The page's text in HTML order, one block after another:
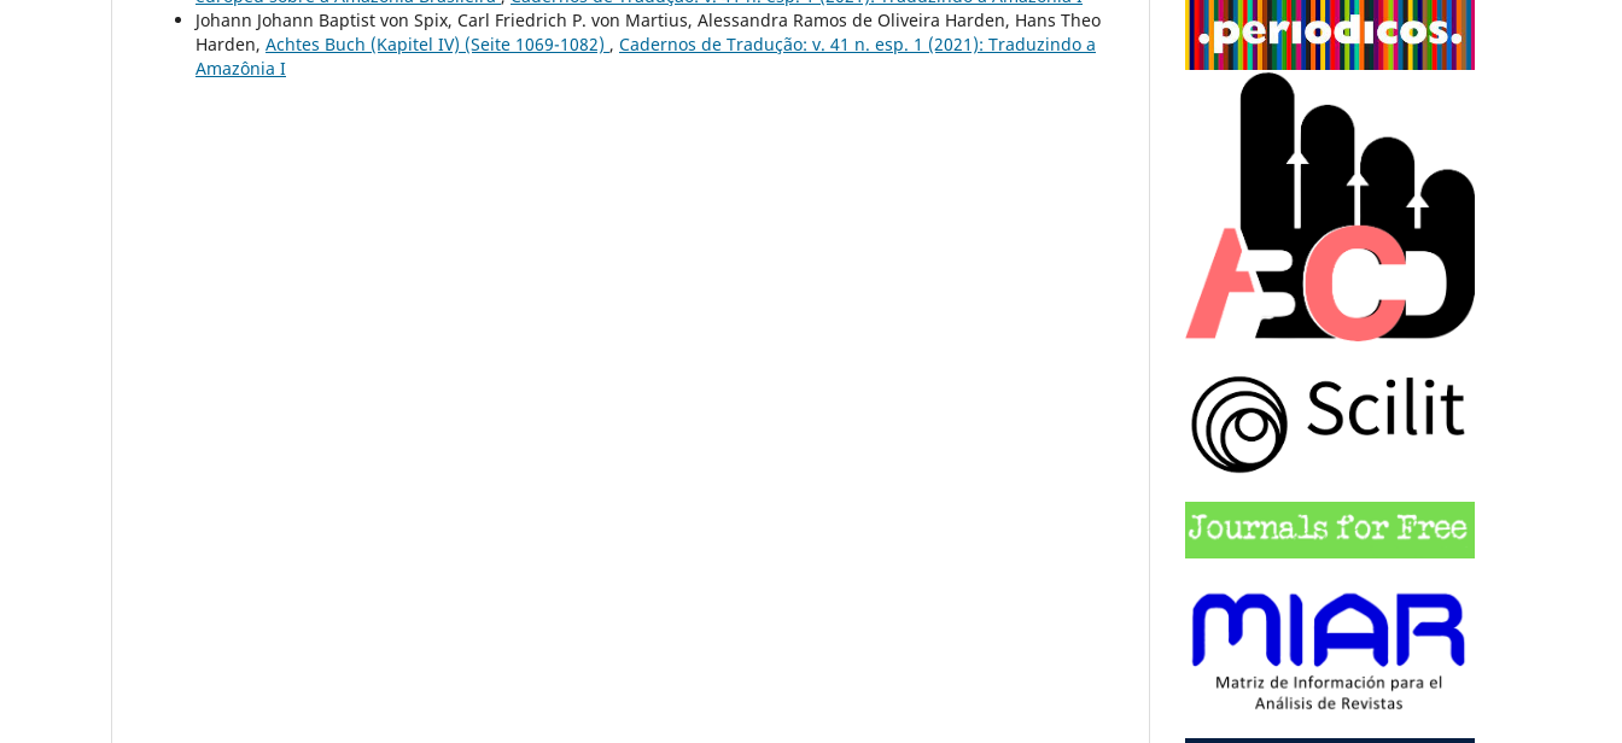
Johann Johann Baptist von Spix, Carl Friedrich P. von Martius, Alessandra Ramos de Oliveira Harden, Hans Theo
Harden, Achtes Buch (Kapitel IV) (Seite 1069-1082) , Cadernos de Tradução: v. 41 n. esp. 1 (2021): Traduzindo a
Amazônia I